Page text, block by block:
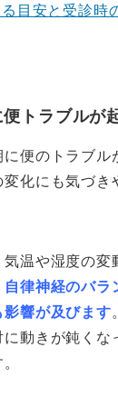
目安と受診時
トラブルが
に便のトラブル
化にも気づき
温や湿度の変
自律神経のバラ
影響が及びます
動きが鈍くな